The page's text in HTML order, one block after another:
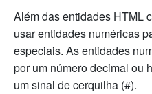
Além das entidades HTML
usar entidades numéricas
especiais. As entidades
por um número decimal ou
um sinal de cerquilha (#).